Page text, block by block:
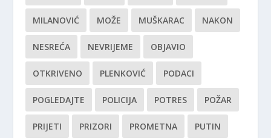
MILANOVIĆ MOŽE MUŠKARAC NAKON
NESREĆA NEVRIJEME OBJAVIO
OTKRIVENO PLENKOVIĆ PODACI
POGLEDAJTE POLICIJA POTRES POŽAR
PRIJETI PRIZORI PROMETNA PUTIN